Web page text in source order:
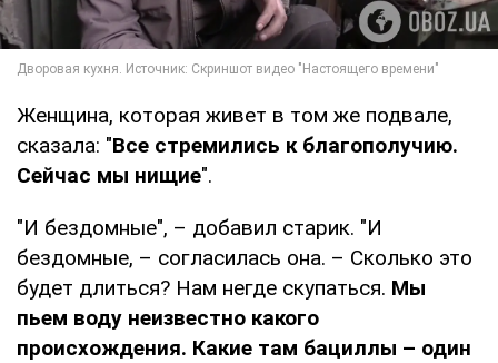
Женщина, которая живет в том же подвале,
сказала: "Все стремились к благополучию.
Сейчас мы нищие".
"И бездомные", – добавил старик. "И
бездомные, – согласилась она. – Сколько это
будет длиться? Нам негде скупаться. Мы
пьем воду неизвестно какого
происхождения. Какие там бациллы – один